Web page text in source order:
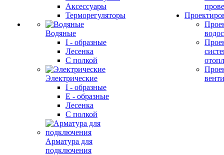
Аксессуары
Терморегуляторы
Водяные
I - образные
Лесенка
С полкой
Электрические
I - образные
E - образные
Лесенка
С полкой
Арматура для
подключения